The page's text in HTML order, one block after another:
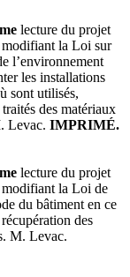
lecture du projet
la Loi sur
l’environnement
les installations
sont utilisés,
des matériaux
Levac. IMPRIMÉ.
lecture du projet
la Loi de
du bâtiment en ce
des
M. Levac.